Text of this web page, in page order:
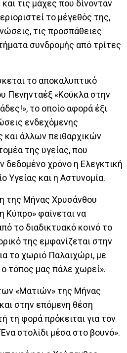
τις μάχες που δίνονταν
το μέγεθός της,
τις προσπάθειες
συνδρομής από τρίτες
το αποκαλυπτικό
Πενηνταέξ «Κούκλα στην
το οποίο αφορά έξι
ενδεχόμενης
και άλλων πειθαρχικών
της υγείας, που
δεδομένο χρόνο η Ελεγκτική
Υγείας και η Αστυνομία.
της Μήνας Χρυσάνθου
Κύπρο» φαίνεται να
το διαδικτυακό κοινό το
της εμφανίζεται στην
το χωριό Παλαιχώρι, με
ο τόπος μας πάλε χωρεί».
«Ματιών» της Μήνας
στην επόμενη θέση
τη φορά πρόκειται για τον
στολίδι μέσα στο βουνό».